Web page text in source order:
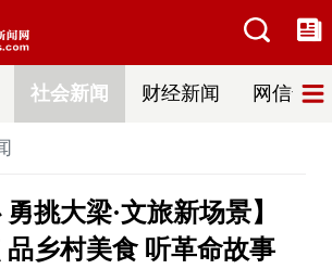
社会新闻 财经新闻 网信普法
勇挑大梁·文旅新场景】
乡村美食 听革命故事